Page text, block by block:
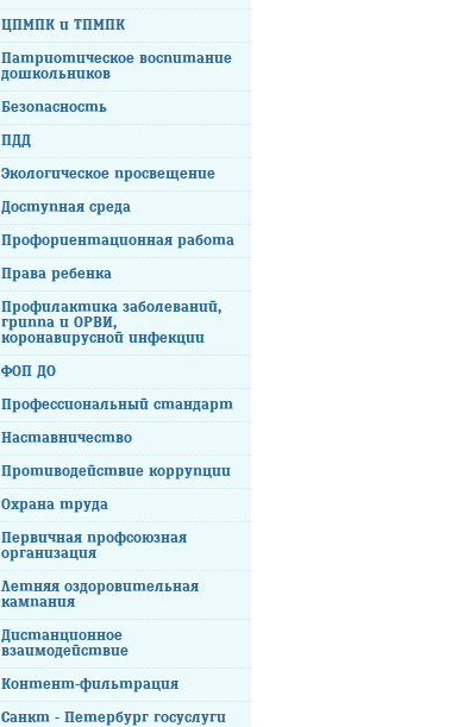
ЦПМПК и ТПМПК
Патриотическое воспитание
дошкольников
Безопасность
ПДД
Экологическое просвещение
Доступная среда
Профориентационная работа
Права ребенка
Профилактика заболеваний,
гриппа и ОРВИ,
коронавирусной инфекции
ФОП ДО
Профессиональный стандарт
Наставничество
Противодействие коррупции
Охрана труда
Первичная профсоюзная
организация
Летняя оздоровительная
кампания
Дистанционное
взаимодействие
Контент-фильтрация
Санкт - Петербург госуслуги